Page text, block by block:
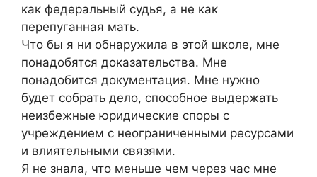
как федеральный судья, а не как
перепуганная мать.
Что бы я ни обнаружила в этой школе, мне
понадобятся доказательства. Мне
понадобится документация. Мне нужно
будет собрать дело, способное выдержать
неизбежные юридические споры с
учреждением с неограниченными ресурсами
и влиятельными связями.
Я не знала, что меньше чем через час мне